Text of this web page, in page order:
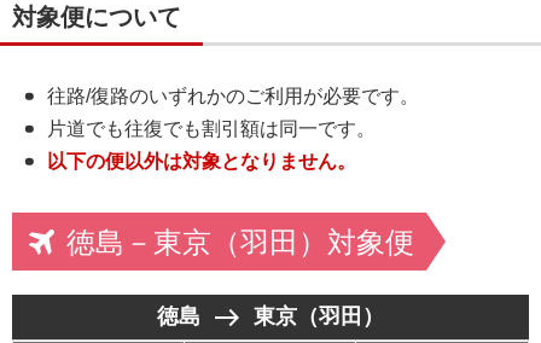
対象便について
往路/復路のいずれかのご利用が必要です。
片道でも往復でも割引額は同一です。
以下の便以外は対象となりません。
徳島－東京（羽田）対象便
徳島 east 東京（羽田）